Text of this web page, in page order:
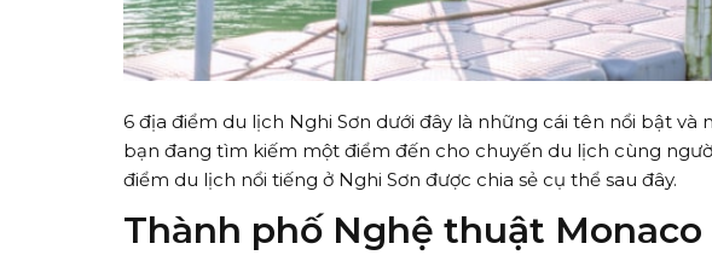
6 địa điểm du lịch Nghi Sơn dưới đây là những cái tên nổi bật và
bạn đang tìm kiếm một điểm đến cho chuyến du lịch cùng
điểm du lịch nổi tiếng ở Nghi Sơn được chia sẻ cụ thể sau đây.
Thành phố Nghệ thuật Monaco